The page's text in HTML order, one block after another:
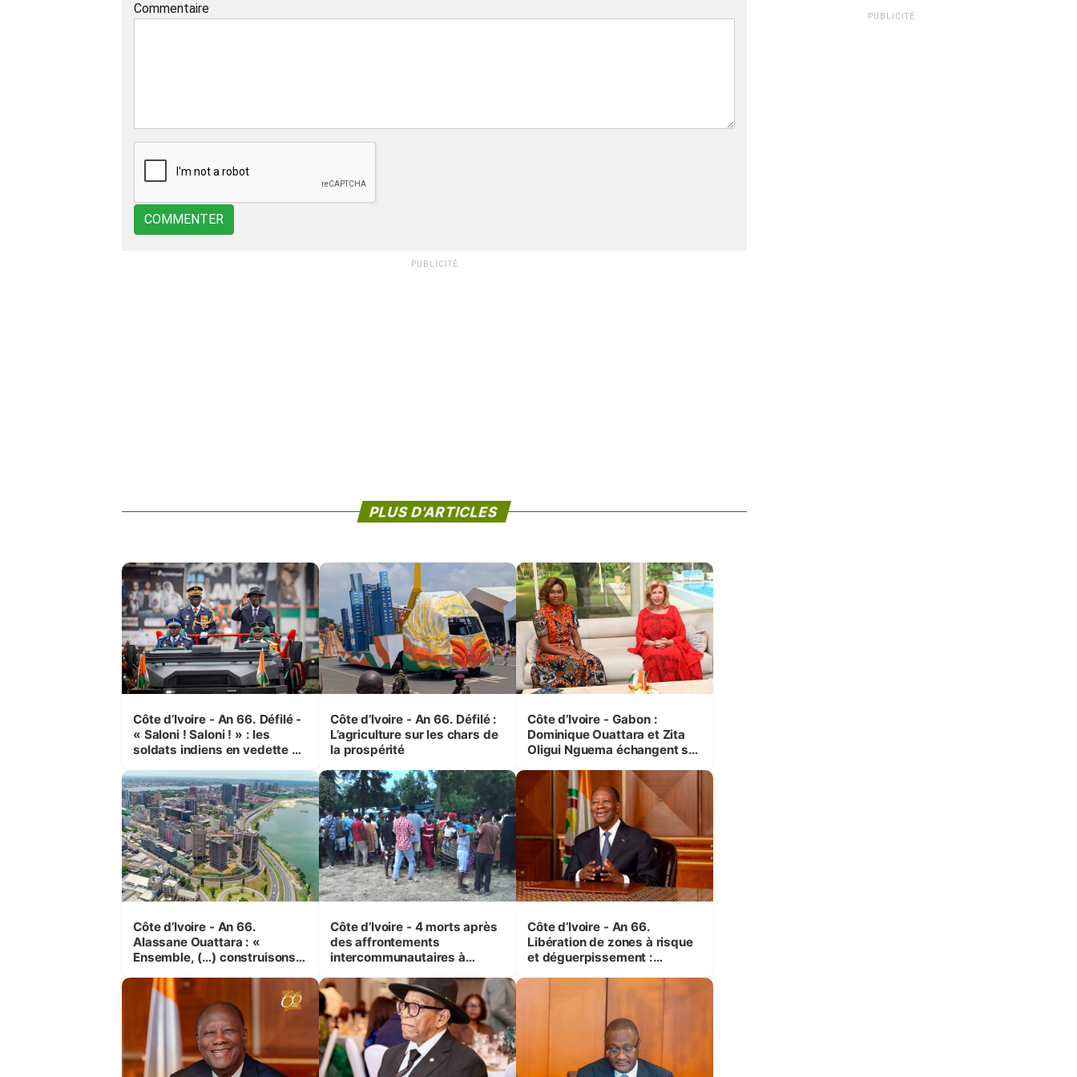
Commentaire
COMMENTER
PUBLICITÉ
PLUS D'ARTICLES
Côte d’Ivoire - An 66. Défilé -
« Saloni ! Saloni ! » : les
soldats indiens en vedette à
Côte d’Ivoire - An 66. Défilé :
L’agriculture sur les chars de
la prospérité
Côte d’Ivoire - Gabon :
Dominique Ouattara et Zita
Oligui Nguema échangent sur
femmes et des enfants
Côte d’Ivoire - An 66.
Alassane Ouattara : «
Ensemble, (…) construisons
mêmes et pour les
générations futures »
Côte d’Ivoire - 4 morts après
des affrontements
intercommunautaires à
correspondant au milieu des
sinistrés
Côte d’Ivoire - An 66.
Libération de zones à risque
et déguerpissement :
respect de l'Etat de droit pour
préserver les vies humaines
PUBLICITÉ